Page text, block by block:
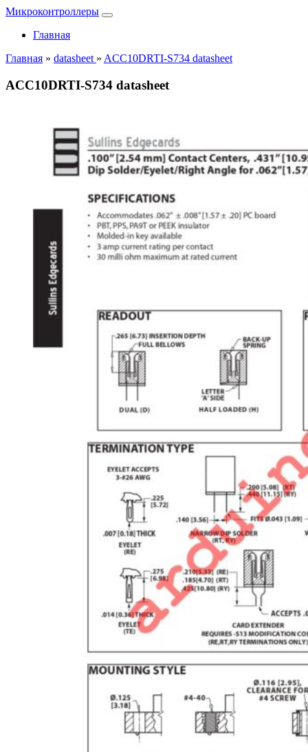
Микроконтроллеры
Главная
Главная » datasheet » ACC10DRTI-S734 datasheet
ACC10DRTI-S734 datasheet